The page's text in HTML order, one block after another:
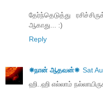
தேர்ந்தெடுத்து
ஆகாது... :)
Reply
☀நான் ஆதவன்☀ Sat
ஹி..ஹி எல்லாம்